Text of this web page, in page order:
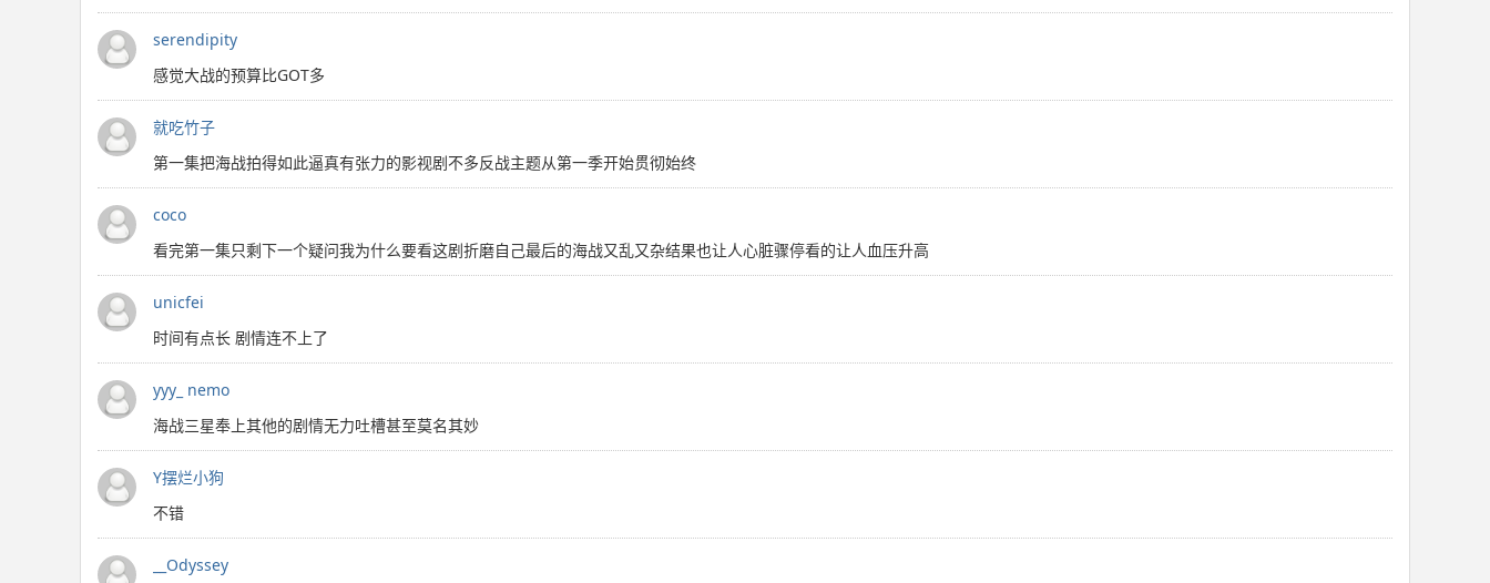
serendipity
感觉大战的预算比GOT多
就吃竹子
第一集把海战拍得如此逼真有张力的影视剧不多反战主题从第一季开始贯彻始终
coco
看完第一集只剩下一个疑问我为什么要看这剧折磨自己最后的海战又乱又杂结果也让人心脏骤停看的让人血压升高
unicfei
时间有点长 剧情连不上了
yyy_ nemo
海战三星奉上其他的剧情无力吐槽甚至莫名其妙
Y摆烂小狗
不错
__Odyssey